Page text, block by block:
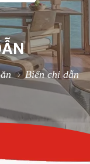
Biển chỉ dẫn